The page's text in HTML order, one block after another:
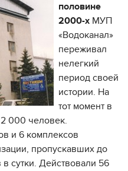
половине
2000-х МУП
«Водоканал»
переживал
нелегкий
период своей
истории. На
тот момент в
000 человек.
и 6 комплексов
пропускавших до
сутки. Действовали 56